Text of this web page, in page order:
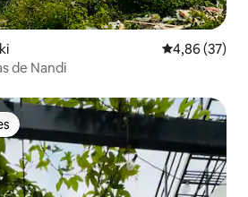
Classificação
4,86 (37)
de Nandi